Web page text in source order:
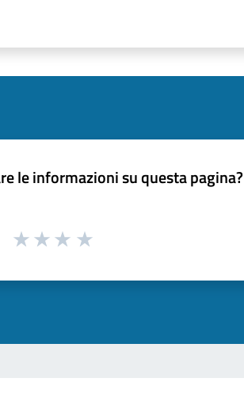
le informazioni su questa pagina?